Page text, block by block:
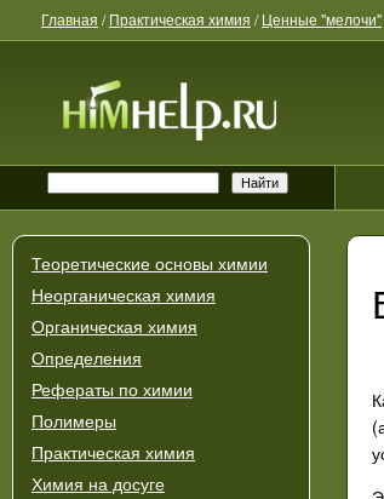
Главная /Практическая химия /Ценные "мелочи"
Теоретические основы химии
Неорганическая химия
Органическая химия
Определения
Рефераты по химии
Полимеры
Практическая химия
Химия на досуге